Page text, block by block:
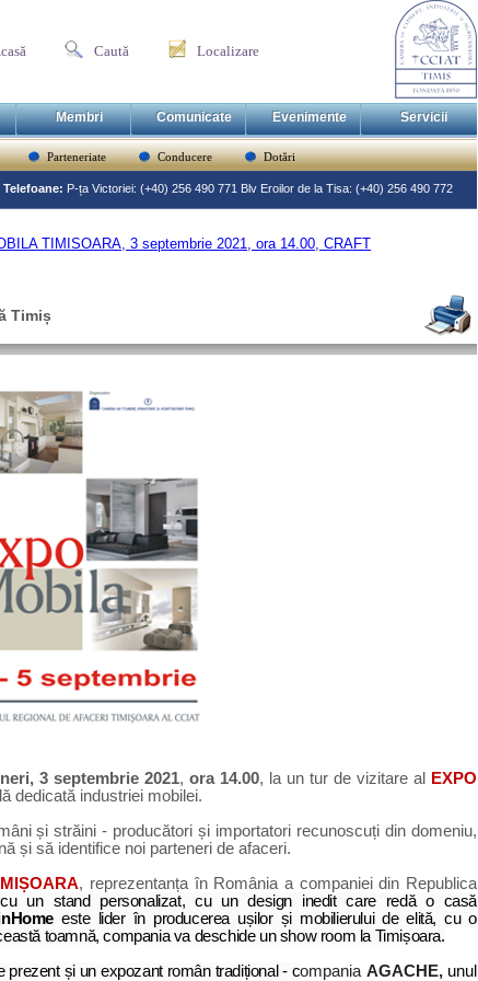
Caută Localizare
Membri Comunicate Evenimente Servicii
Parteneriate Conducere Dotări
Telefoane: P-ța Victoriei: (+40) 256 490 771 Blv Eroilor de la Tisa: (+40) 256 490 772
TIMISOARA, 3 septembrie 2021, ora 14.00, CRAFT
Timiș
3 septembrie 2021, ora 14.00, la un tur de vizitare al
EXPO
dedicată industriei mobilei.
și străini - producători și importatori recunoscuți din domeniu,
și să identifice noi parteneri de afaceri.
, reprezentanța în România a companiei din Republica
un stand personalizat, cu un design inedit care redă o casă
este lider în producerea ușilor și mobilierului de elită, cu o
toamnă, compania va deschide un show room la Timișoara.
și un expozant român tradițional - compania AGACHE, unul